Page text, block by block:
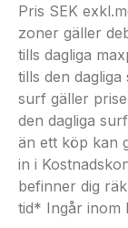
Pris SEK
zoner gäller
tills dagliga
tills den
surf gäller
den dagliga
än ett köp kan
in i
befinner dig
tid* Ingår inom